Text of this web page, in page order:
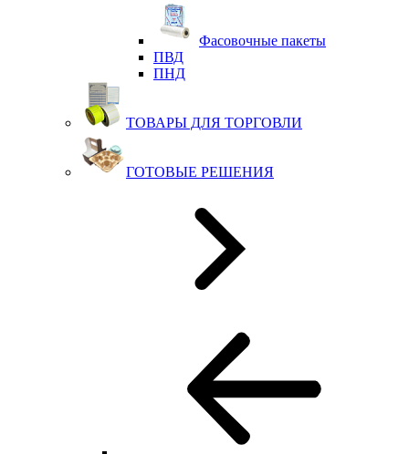
Фасовочные пакеты
ПВД
ПНД
ТОВАРЫ ДЛЯ ТОРГОВЛИ
ГОТОВЫЕ РЕШЕНИЯ